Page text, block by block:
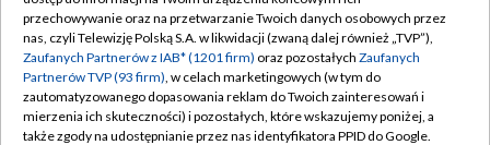
Abonament TVP
Emisja w TVP
Centrum informacji TVP
Naziemna Telewizja Cyfrowa
Regulamin TVP
Polityka prywatności
Moje zgody
Pomoc
przechowywanie oraz na przetwarzanie Twoich danych osobowych przez
nas, czyli Telewizję Polską S.A. w likwidacji (zwaną dalej również „TVP”),
Zaufanych Partnerów z IAB* (1201 firm) oraz pozostałych Zaufanych
Partnerów TVP (93 firm), w celach marketingowych (w tym do
zautomatyzowanego dopasowania reklam do Twoich zainteresowań i
mierzenia ich skuteczności) i pozostałych, które wskazujemy poniżej, a
także zgody na udostępnianie przez nas identyfikatora PPID do Google.